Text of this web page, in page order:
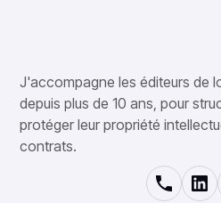
J'accompagne les éditeurs de
depuis plus de 10 ans, pour
protéger leur propriété
contrats.